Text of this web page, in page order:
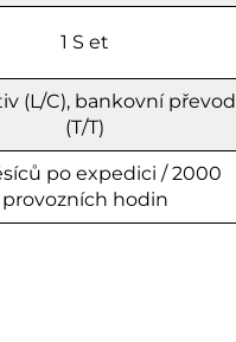
1 Set
(L/C), bankovní převod
(T/T)
po expedici / 2000
provozních hodin